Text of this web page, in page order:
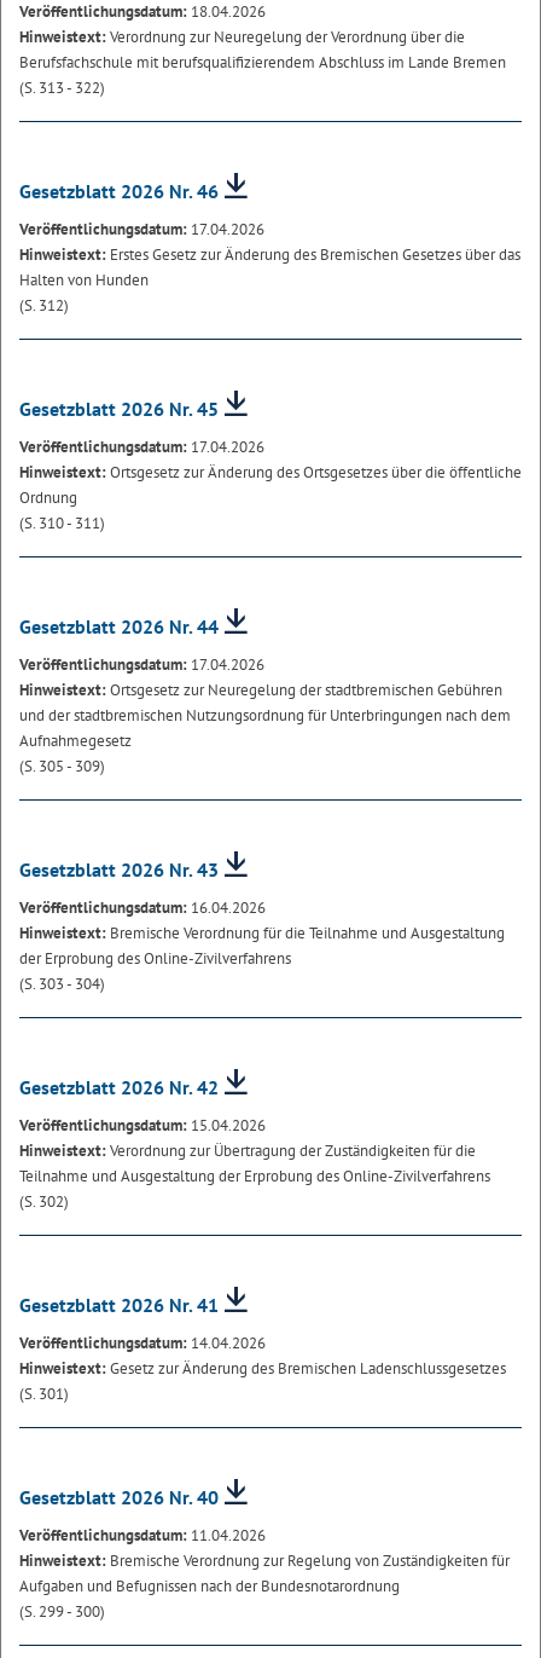
Veröffentlichungsdatum: 18.04.2026
Hinweistext:Verordnung zur Neuregelung der Verordnung über die
Berufsfachschule mit berufsqualifizierendem Abschluss im Lande Bremen
(S. 313 - 322)
Gesetzblatt 2026 Nr. 46
Veröffentlichungsdatum: 17.04.2026
Hinweistext: Erstes Gesetz zur Änderung des Bremischen Gesetzes über das
Halten von Hunden
(S. 312)
Gesetzblatt 2026 Nr. 45
Veröffentlichungsdatum: 17.04.2026
Hinweistext:Ortsgesetz zur Änderung des Ortsgesetzes über die öffentliche
Ordnung
(S. 310 - 311)
Gesetzblatt 2026 Nr. 44
Veröffentlichungsdatum: 17.04.2026
Hinweistext:Ortsgesetz zur Neuregelung der stadtbremischen Gebühren
und der stadtbremischen Nutzungsordnung für Unterbringungen nach dem
Aufnahmegesetz
(S. 305 - 309)
Gesetzblatt 2026 Nr. 43
Veröffentlichungsdatum: 16.04.2026
Hinweistext: Bremische Verordnung für die Teilnahme und Ausgestaltung
der Erprobung des Online-Zivilverfahrens
(S. 303 - 304)
Gesetzblatt 2026 Nr. 42
Veröffentlichungsdatum: 15.04.2026
Hinweistext:Verordnung zur Übertragung der Zuständigkeiten für die
Teilnahme und Ausgestaltung der Erprobung des Online-Zivilverfahrens
(S. 302)
Gesetzblatt 2026 Nr. 41
Veröffentlichungsdatum: 14.04.2026
Hinweistext:Gesetz zur Änderung des Bremischen Ladenschlussgesetzes
(S. 301)
Gesetzblatt 2026 Nr. 40
Veröffentlichungsdatum: 11.04.2026
Hinweistext: Bremische Verordnung zur Regelung von Zuständigkeiten für
Aufgaben und Befugnissen nach der Bundesnotarordnung
(S. 299 - 300)